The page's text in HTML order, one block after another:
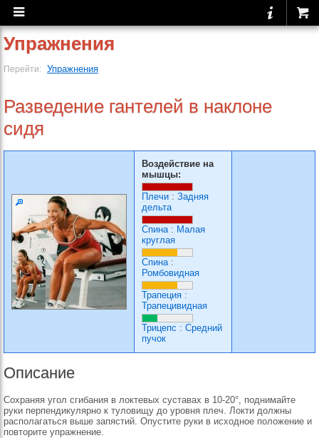
Упражнения
Перейти: Упражнения
Разведение гантелей в наклоне
сидя
Воздействие на
мышцы:
Плечи : Задняя
дельта
Спина: Малая
круглая
Спина:
Ромбовидная
Трапеция :
Трапецивидная
Трицепс : Средний
пучок
Описание
Сохраняя угол сгибания в локтевых суставах в 10-20°, поднимайте
руки перпендикулярно к туловищу до уровня плеч. Локти должны
располагаться выше запястий. Опустите руки в исходное положение и
повторите упражнение.